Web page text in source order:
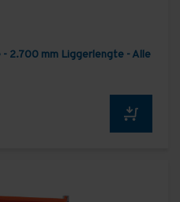
2.700 mm Liggerlengte - Alle